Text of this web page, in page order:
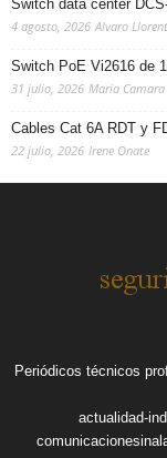
Switch data center
4 agosto, 2026 Alvaro
Switch PoE Vi2616 de
31 julio, 2026 Maria Camara
Cables Cat 6A RDT y
22 julio, 2026 Irene Onate
Periódicos técnicos
actualidad-